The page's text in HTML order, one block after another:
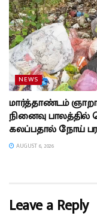
NEWS
மார்த்தாண்டம்
நினைவு
கலப்பதால் நோய்
AUGUST 6, 2026
Leave a Reply